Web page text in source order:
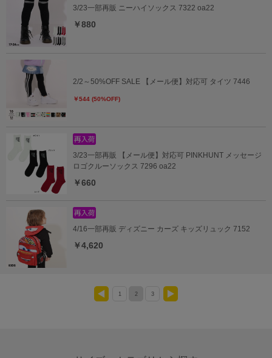
3/23一部再販 ニーハイソックス 7322 oa22
￥880
2/2～50%OFF SALE 【メール便】対応可 タイツ 7446
￥544 (50%OFF)
3/23一部再販 【メール便】対応可 PINKHUNT メッセージ
ロゴクルーソックス 7296 oa22
￥660
4/16一部再販 ディズニー カーズ キッズリュック 7152
￥4,620
1 2 3